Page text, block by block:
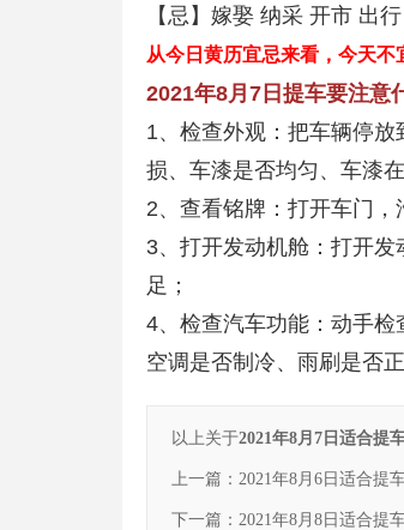
【忌】嫁娶 纳采 开市 出
从今日黄历宜忌来看，今天不
2021年8月7日提车要注意
1、检查外观：把车辆停
损、车漆是否均匀、车漆
2、查看铭牌：打开车门，
3、打开发动机舱：打开
足；
4、检查汽车功能：动手检
空调是否制冷、雨刷是否
以上关于2021年8月7日适合提
上一篇： 2021年8月6日适合提
下一篇： 2021年8月8日适合提